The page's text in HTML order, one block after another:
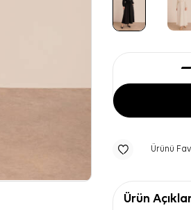
Ürünü
Ürün